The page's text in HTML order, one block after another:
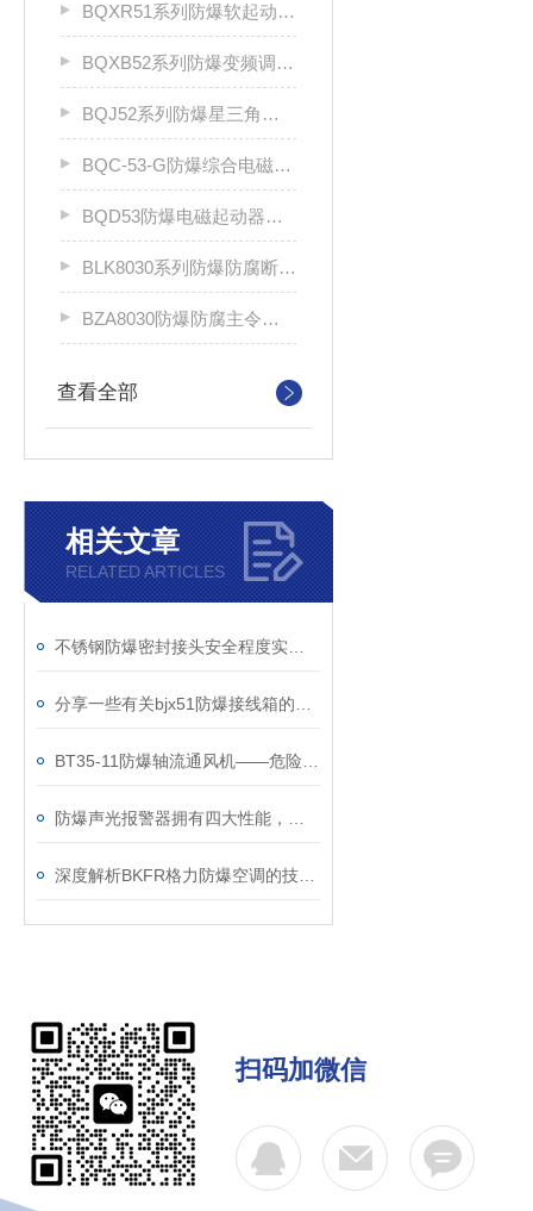
BQXR51系列防爆软起动器（ⅡB）
BQXB52系列防爆变频调速箱（II B）
BQJ52系列防爆星三角起动箱（Ⅱ B）
BQC-53-G防爆综合电磁起动器
BQD53防爆电磁起动器（Ⅱ B、Ⅱ C）
BLK8030系列防爆防腐断路器
BZA8030防爆防腐主令控制器
查看全部
相关文章
RELATED ARTICLES
扫码加微信